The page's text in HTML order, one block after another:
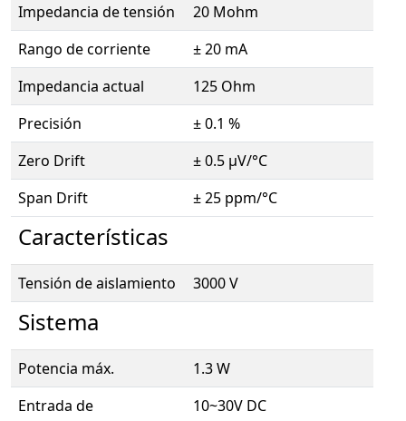
Impedancia de tensión
20 Mohm
Rango de corriente
± 20 mA
Impedancia actual
125 Ohm
Precisión
± 0.1 %
Zero Drift
± 0.5 µV/°C
Span Drift
± 25 ppm/°C
Características
Tensión de aislamiento 3000 V
Sistema
Potencia máx.
1.3 W
Entrada de
10~30V DC